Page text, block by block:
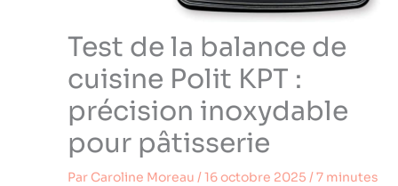
Test de la balance de
cuisine Polit KPT :
précision inoxydable
pour pâtisserie
Par Caroline Moreau /16 octobre 2025 /7 minutes